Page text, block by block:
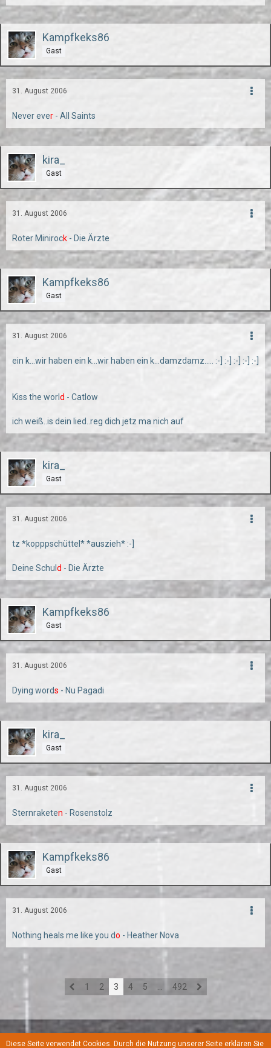
Kampfkeks86
Gast
31. August 2006
Never ever - All Saints
kira_
Gast
31. August 2006
Roter Minirock - Die Ärzte
Kampfkeks86
Gast
31. August 2006
ein k...wir haben ein k...wir haben ein k...damzdamz..... :-] :-] :-] :-] :-]
Kiss the world - Catlow
ich weiß..is dein lied..reg dich jetz ma nich auf
kira_
Gast
31. August 2006
tz *kopppschüttel* *auszieh* :-]
Deine Schul d - Die Ärzte
Kampfkeks86
Gast
31. August 2006
Dying words - Nu Pagadi
kira_
Gast
31. August 2006
Sternraketen - Rosenstolz
Kampfkeks86
Gast
31. August 2006
Nothing heals me like you do - Heather Nova
1 2 3 4 5 492
Diese Seite verwendet Cookies. Durch die Nutzung unserer Seite erklären Sie